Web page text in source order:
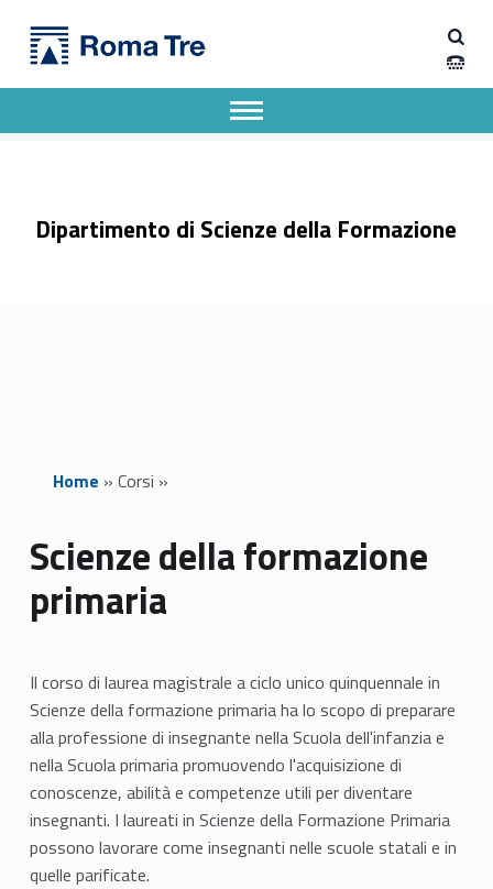
Scienze della formazione primaria - Dipartimento di Scienze della Formazione
Dipartimento di Scienze della Formazione dell'Università degli Studi Roma Tre
Dipartimento di Scienze della Formazione
Apri il menu secondario
Header info sidebar
Home » Corsi »
Scienze della formazione
primaria
Il corso di laurea magistrale a ciclo unico quinquennale in
Scienze della formazione primaria ha lo scopo di preparare
alla professione di insegnante nella Scuola dell'infanzia e
nella Scuola primaria promuovendo l'acquisizione di
conoscenze, abilità e competenze utili per diventare
insegnanti. I laureati in Scienze della Formazione Primaria
possono lavorare come insegnanti nelle scuole statali e in
quelle parificate.